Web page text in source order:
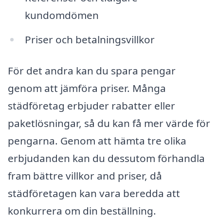
kundomdömen
Priser och betalningsvillkor
För det andra kan du spara pengar
genom att jämföra priser. Många
städföretag erbjuder rabatter eller
paketlösningar, så du kan få mer värde för
pengarna. Genom att hämta tre olika
erbjudanden kan du dessutom förhandla
fram bättre villkor and priser, då
städföretagen kan vara beredda att
konkurrera om din beställning.